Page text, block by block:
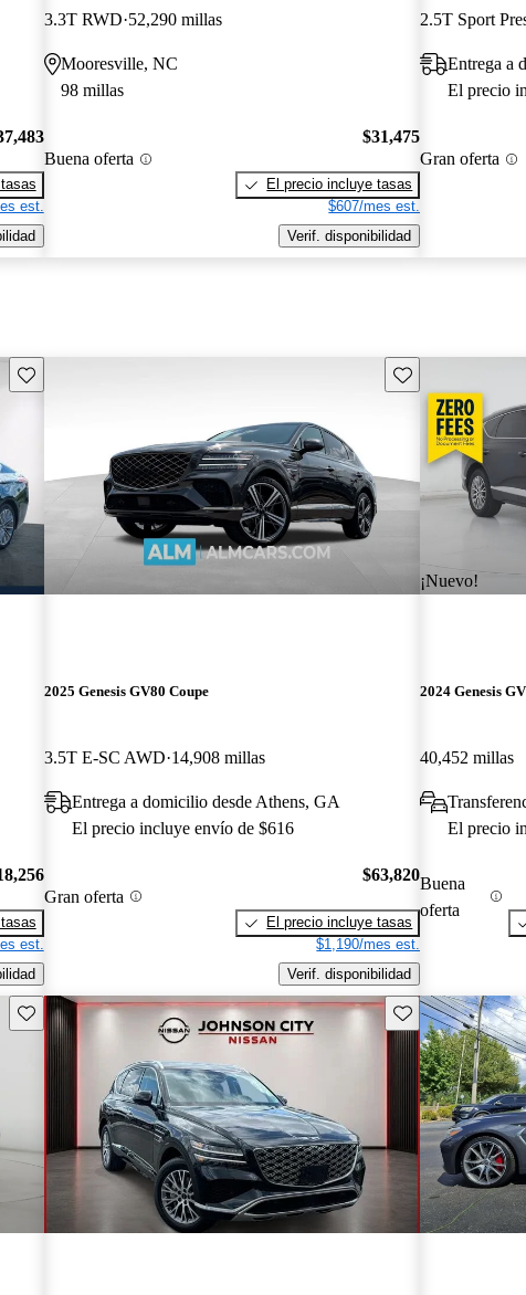
est.
3.3T RWD 52,290 millas
Mooresville, NC
98 millas
Buena oferta
$31,475
El precio incluye tasas
$607/mes est.
Verif. disponibilidad
2.5T Sport
Entrega a
El precio
Gran oferta
Guarda este Aviso
est.
Guarda este Aviso
2025 Genesis GV80 Coupe
3.5T E-SC AWD 14,908 millas
Entrega a domicilio desde Athens, GA
El precio incluye envío de $616
Gran oferta
$63,820
El precio incluye tasas
$1,190/mes est.
Verif. disponibilidad
¡Nuevo!
2024 Genesis
40,452 millas
El precio
Buena
oferta
Guarda este Aviso Guarda este Aviso